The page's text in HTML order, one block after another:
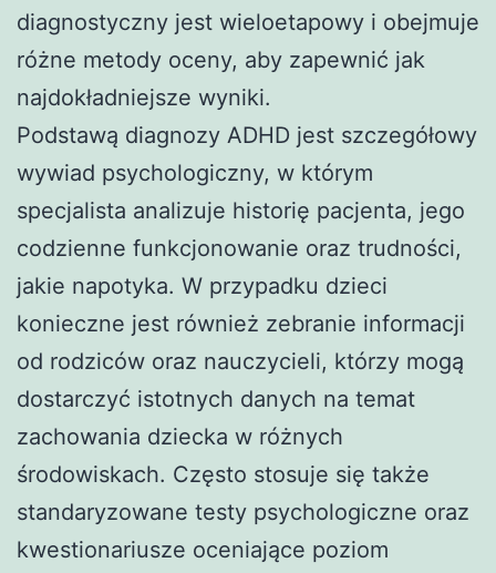
diagnostyczny jest wieloetapowy i obejmuje
różne metody oceny, aby zapewnić jak
najdokładniejsze wyniki.
Podstawą diagnozy ADHD jest szczegółowy
wywiad psychologiczny, w którym
specjalista analizuje historię pacjenta, jego
codzienne funkcjonowanie oraz trudności,
jakie napotyka. W przypadku dzieci
konieczne jest również zebranie informacji
od rodziców oraz nauczycieli, którzy mogą
dostarczyć istotnych danych na temat
zachowania dziecka w różnych
środowiskach. Często stosuje się także
standaryzowane testy psychologiczne oraz
kwestionariusze oceniające poziom